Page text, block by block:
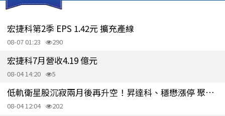
宏捷科第2季 EPS 1.42元 擴充產線
08-07 01:23 290
宏捷科7月營收4.19 億元
08-04 14:20 5
低軌衛星股沉寂兩月後再升空！昇達科、穩懋漲停 聚焦 SpaceX 財報
08-04 12:04 202